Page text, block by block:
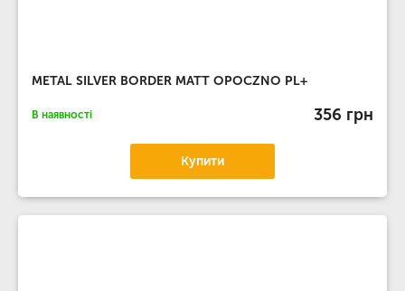
METAL SILVER BORDER MATT OPOCZNO PL+
В наявності 356 грн
Купити